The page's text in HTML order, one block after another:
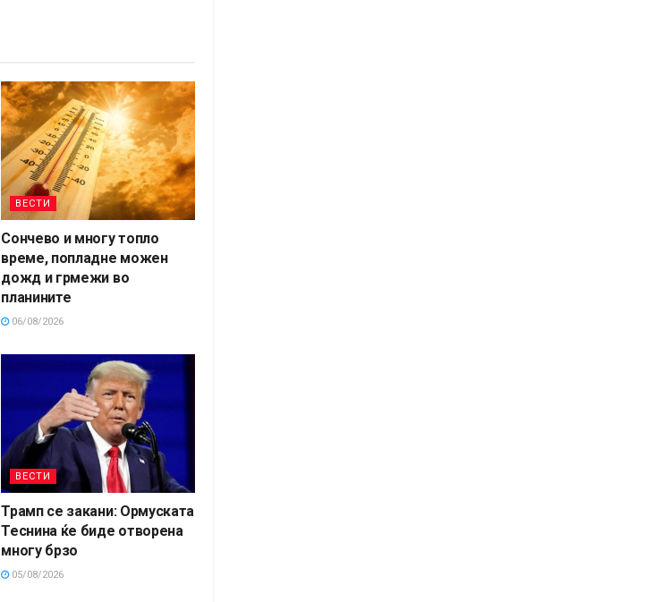
ВЕСТИ
Сончево и многу топло
време, попладне можен
дожд и грмежи во
планините
06/08/2026
ВЕСТИ
Трамп се закани: Ормуската
Теснина ќе биде отворена
многу брзо
05/08/2026